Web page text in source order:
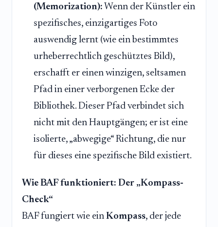
(Memorization): Wenn der Künstler ein
spezifisches, einzigartiges Foto
auswendig lernt (wie ein bestimmtes
urheberrechtlich geschütztes Bild),
erschafft er einen winzigen, seltsamen
Pfad in einer verborgenen Ecke der
Bibliothek. Dieser Pfad verbindet sich
nicht mit den Hauptgängen; er ist eine
isolierte, „abwegige“ Richtung, die nur
für dieses eine spezifische Bild existiert.
Wie BAF funktioniert: Der „Kompass-
Check“
BAF fungiert wie ein Kompass, der jede